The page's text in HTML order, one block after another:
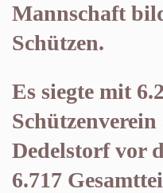
Mannschaft
Schützen.
Es siegte mit
Schützenverein
Dedelstorf vor
6.717